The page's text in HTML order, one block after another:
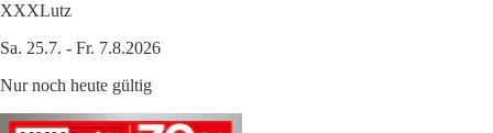
XXXLutz
Sa. 25.7. - Fr. 7.8.2026
Nur noch heute gültig